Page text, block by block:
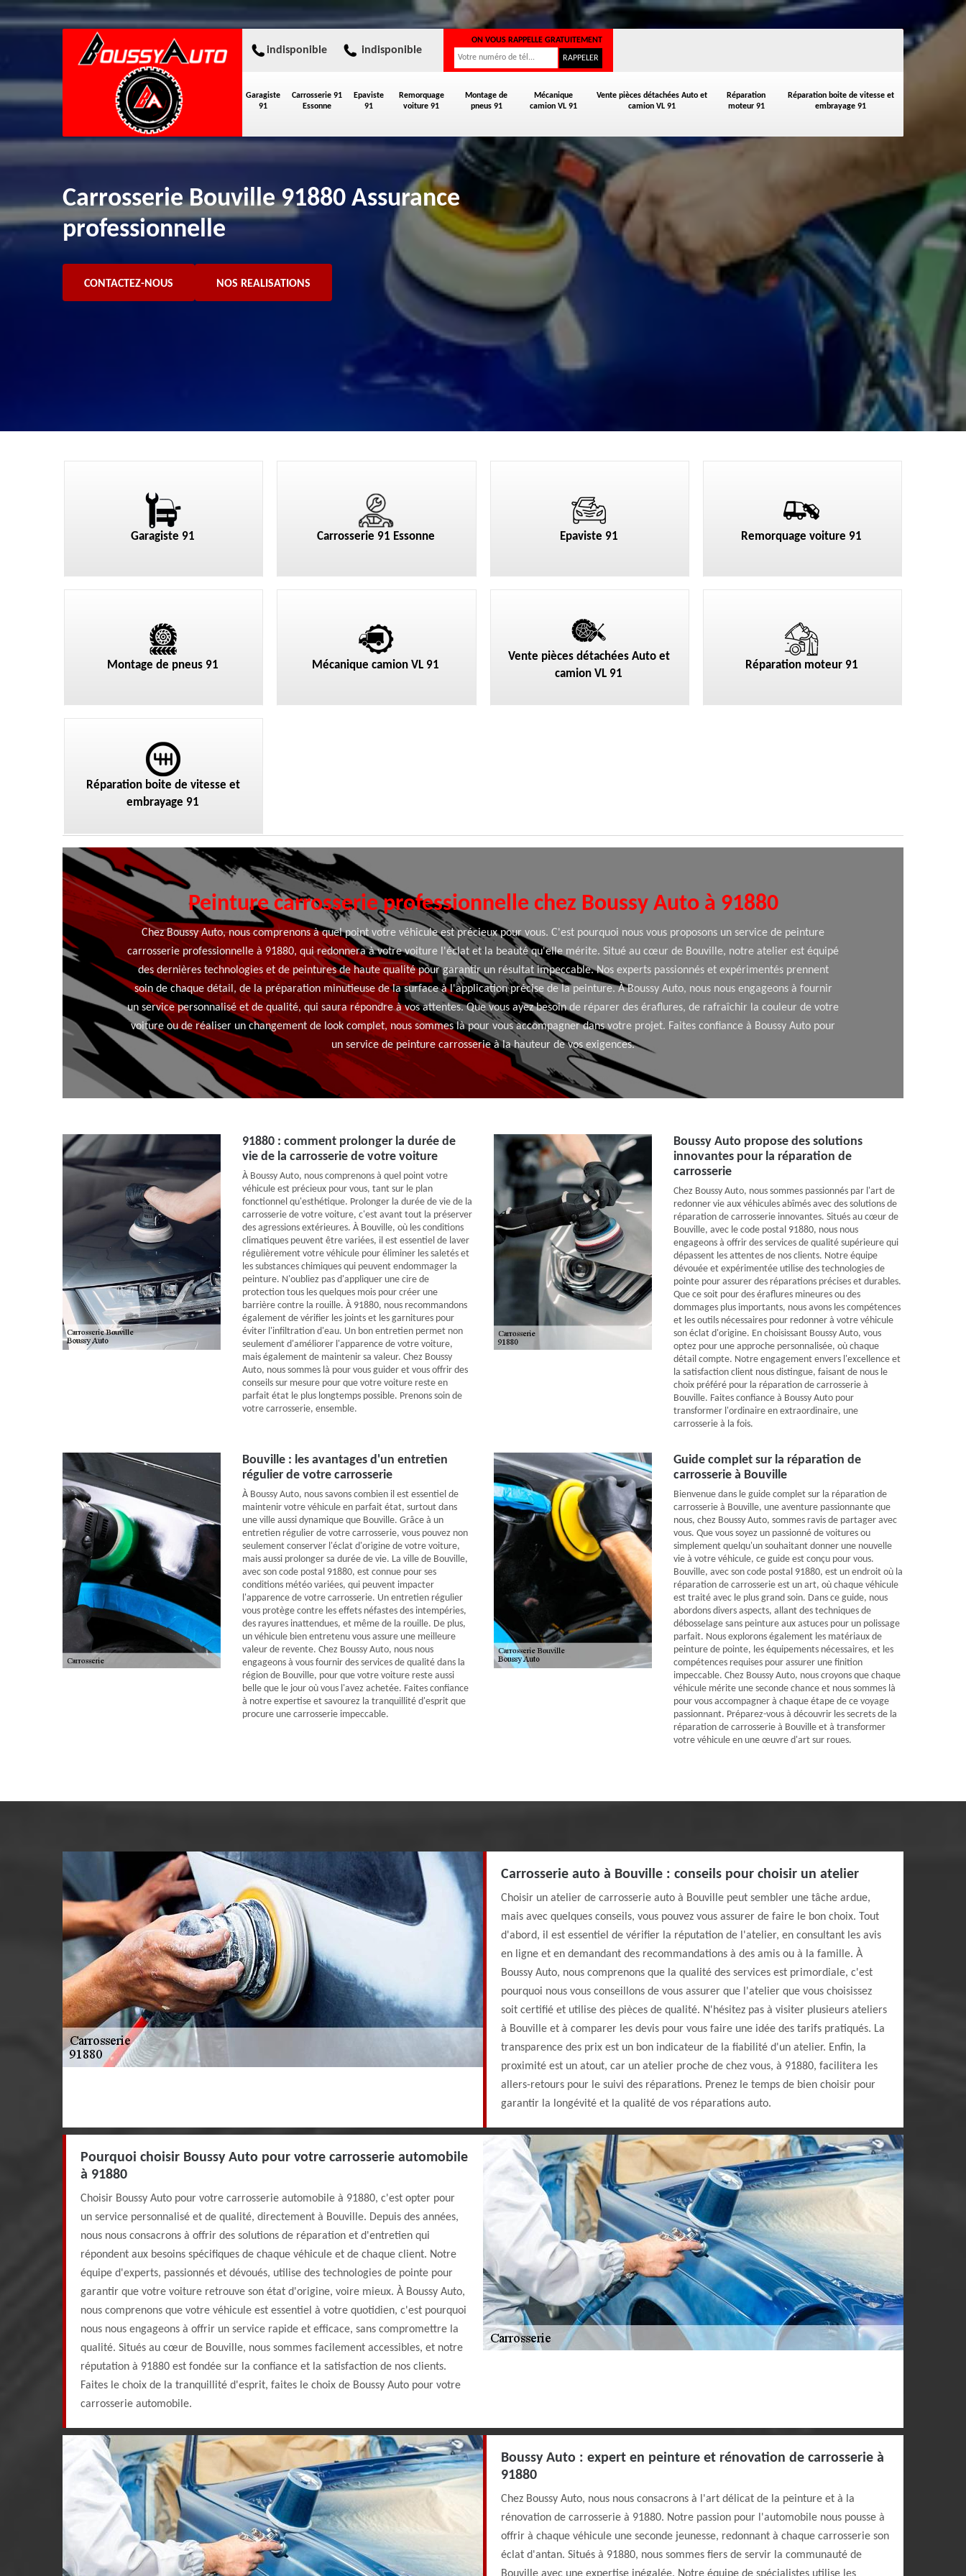
Garagiste
91
Carrosserie 91
Essonne
Epaviste
91
Remorquage
voiture 91
Montage de
pneus 91
Mécanique
camion VL 91
Vente pièces détachées Auto et
camion VL 91
Réparation
moteur 91
Réparation boite de vitesse et
embrayage 91
indisponible indisponible
ON VOUS RAPPELLE GRATUITEMENT
Carrosserie Bouville 91880 Assurance
professionnelle
CONTACTEZ-NOUS NOS REALISATIONS
Garagiste 91 Carrosserie 91 Essonne Epaviste 91 Remorquage voiture 91
Montage de pneus 91 Mécanique camion VL 91
Vente pièces détachées Auto et
camion VL 91
Réparation moteur 91
Réparation boite de vitesse et
embrayage 91
Peinture carrosserie professionnelle chez Boussy Auto à 91880
Chez Boussy Auto, nous comprenons à quel point votre véhicule est précieux pour vous. C'est pourquoi nous vous proposons un service de peinture
carrosserie professionnelle à 91880, qui redonnera à votre voiture l'éclat et la beauté qu'elle mérite. Situé au cœur de Bouville, notre atelier est équipé
des dernières technologies et de peintures de haute qualité pour garantir un résultat impeccable. Nos experts passionnés et expérimentés prennent
soin de chaque détail, de la préparation minutieuse de la surface à l'application précise de la peinture. À Boussy Auto, nous nous engageons à fournir
un service personnalisé et de qualité, qui saura répondre à vos attentes. Que vous ayez besoin de réparer des éraflures, de rafraîchir la couleur de votre
voiture ou de réaliser un changement de look complet, nous sommes là pour vous accompagner dans votre projet. Faites confiance à Boussy Auto pour
un service de peinture carrosserie à la hauteur de vos exigences.
91880 : comment prolonger la durée de
vie de la carrosserie de votre voiture
À Boussy Auto, nous comprenons à quel point votre
véhicule est précieux pour vous, tant sur le plan
fonctionnel qu'esthétique. Prolonger la durée de vie de la
carrosserie de votre voiture, c'est avant tout la préserver
des agressions extérieures. À Bouville, où les conditions
climatiques peuvent être variées, il est essentiel de laver
régulièrement votre véhicule pour éliminer les saletés et
les substances chimiques qui peuvent endommager la
peinture. N'oubliez pas d'appliquer une cire de
protection tous les quelques mois pour créer une
barrière contre la rouille. À 91880, nous recommandons
également de vérifier les joints et les garnitures pour
éviter l'infiltration d'eau. Un bon entretien permet non
seulement d'améliorer l'apparence de votre voiture,
mais également de maintenir sa valeur. Chez Boussy
Auto, nous sommes là pour vous guider et vous offrir des
conseils sur mesure pour que votre voiture reste en
parfait état le plus longtemps possible. Prenons soin de
votre carrosserie, ensemble.
Boussy Auto propose des solutions
innovantes pour la réparation de
carrosserie
Chez Boussy Auto, nous sommes passionnés par l'art de
redonner vie aux véhicules abîmés avec des solutions de
réparation de carrosserie innovantes. Situés au cœur de
Bouville, avec le code postal 91880, nous nous
engageons à offrir des services de qualité supérieure qui
dépassent les attentes de nos clients. Notre équipe
dévouée et expérimentée utilise des technologies de
pointe pour assurer des réparations précises et durables.
Que ce soit pour des éraflures mineures ou des
dommages plus importants, nous avons les compétences
et les outils nécessaires pour redonner à votre véhicule
son éclat d'origine. En choisissant Boussy Auto, vous
optez pour une approche personnalisée, où chaque
détail compte. Notre engagement envers l'excellence et
la satisfaction client nous distingue, faisant de nous le
choix préféré pour la réparation de carrosserie à
Bouville. Faites confiance à Boussy Auto pour
transformer l'ordinaire en extraordinaire, une
carrosserie à la fois.
Bouville : les avantages d'un entretien
régulier de votre carrosserie
À Boussy Auto, nous savons combien il est essentiel de
maintenir votre véhicule en parfait état, surtout dans
une ville aussi dynamique que Bouville. Grâce à un
entretien régulier de votre carrosserie, vous pouvez non
seulement conserver l'éclat d'origine de votre voiture,
mais aussi prolonger sa durée de vie. La ville de Bouville,
avec son code postal 91880, est connue pour ses
conditions météo variées, qui peuvent impacter
l'apparence de votre carrosserie. Un entretien régulier
vous protège contre les effets néfastes des intempéries,
des rayures inattendues, et même de la rouille. De plus,
un véhicule bien entretenu vous assure une meilleure
valeur de revente. Chez Boussy Auto, nous nous
engageons à vous fournir des services de qualité dans la
région de Bouville, pour que votre voiture reste aussi
belle que le jour où vous l'avez achetée. Faites confiance
à notre expertise et savourez la tranquillité d'esprit que
procure une carrosserie impeccable.
Guide complet sur la réparation de
carrosserie à Bouville
Bienvenue dans le guide complet sur la réparation de
carrosserie à Bouville, une aventure passionnante que
nous, chez Boussy Auto, sommes ravis de partager avec
vous. Que vous soyez un passionné de voitures ou
simplement quelqu'un souhaitant donner une nouvelle
vie à votre véhicule, ce guide est conçu pour vous.
Bouville, avec son code postal 91880, est un endroit où la
réparation de carrosserie est un art, où chaque véhicule
est traité avec le plus grand soin. Dans ce guide, nous
abordons divers aspects, allant des techniques de
débosselage sans peinture aux astuces pour un polissage
parfait. Nous explorons également les matériaux de
peinture de pointe, les équipements nécessaires, et les
compétences requises pour assurer une finition
impeccable. Chez Boussy Auto, nous croyons que chaque
véhicule mérite une seconde chance et nous sommes là
pour vous accompagner à chaque étape de ce voyage
passionnant. Préparez-vous à découvrir les secrets de la
réparation de carrosserie à Bouville et à transformer
votre véhicule en une œuvre d'art sur roues.
Carrosserie auto à Bouville : conseils pour choisir un atelier
Choisir un atelier de carrosserie auto à Bouville peut sembler une tâche ardue,
mais avec quelques conseils, vous pouvez vous assurer de faire le bon choix. Tout
d'abord, il est essentiel de vérifier la réputation de l'atelier, en consultant les avis
en ligne et en demandant des recommandations à des amis ou à la famille. À
Boussy Auto, nous comprenons que la qualité des services est primordiale, c'est
pourquoi nous vous conseillons de vous assurer que l'atelier que vous choisissez
soit certifié et utilise des pièces de qualité. N'hésitez pas à visiter plusieurs ateliers
à Bouville et à comparer les devis pour vous faire une idée des tarifs pratiqués. La
transparence des prix est un bon indicateur de la fiabilité d'un atelier. Enfin, la
proximité est un atout, car un atelier proche de chez vous, à 91880, facilitera les
allers-retours pour le suivi des réparations. Prenez le temps de bien choisir pour
garantir la longévité et la qualité de vos réparations auto.
Pourquoi choisir Boussy Auto pour votre carrosserie automobile
à 91880
Choisir Boussy Auto pour votre carrosserie automobile à 91880, c'est opter pour
un service personnalisé et de qualité, directement à Bouville. Depuis des années,
nous nous consacrons à offrir des solutions de réparation et d'entretien qui
répondent aux besoins spécifiques de chaque véhicule et de chaque client. Notre
équipe d'experts, passionnés et dévoués, utilise des technologies de pointe pour
garantir que votre voiture retrouve son état d'origine, voire mieux. À Boussy Auto,
nous comprenons que votre véhicule est essentiel à votre quotidien, c'est pourquoi
nous nous engageons à offrir un service rapide et efficace, sans compromettre la
qualité. Situés au cœur de Bouville, nous sommes facilement accessibles, et notre
réputation à 91880 est fondée sur la confiance et la satisfaction de nos clients.
Faites le choix de la tranquillité d'esprit, faites le choix de Boussy Auto pour votre
carrosserie automobile.
Boussy Auto : expert en peinture et rénovation de carrosserie à
91880
Chez Boussy Auto, nous nous consacrons à l'art délicat de la peinture et à la
rénovation de carrosserie à 91880. Notre passion pour l'automobile nous pousse à
offrir à chaque véhicule une seconde jeunesse, redonnant à chaque carrosserie son
éclat d'antan. Situés à 91880, nous sommes fiers de servir la communauté de